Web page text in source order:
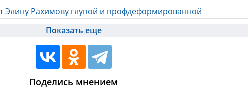
Элину Рахимову глупой и профдеформированной
Показать еще
Поделись мнением